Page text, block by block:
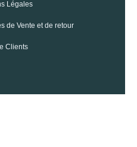
Légales
de Vente et de retour
Clients